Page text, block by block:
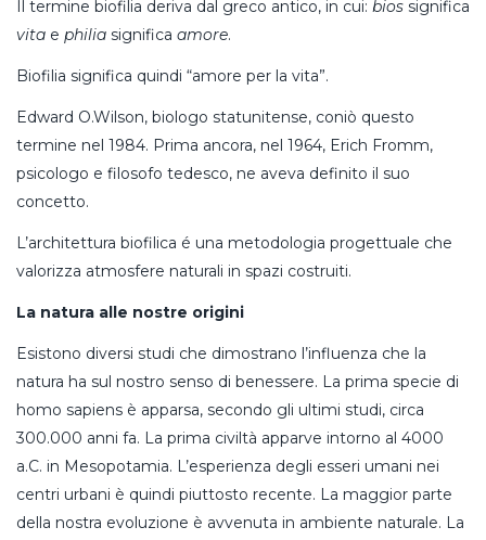
Il termine biofilia deriva dal greco antico, in cui: bios significa
vita e philia significa amore.
Biofilia significa quindi “amore per la vita”.
Edward O.Wilson, biologo statunitense, coniò questo
termine nel 1984. Prima ancora, nel 1964, Erich Fromm,
psicologo e filosofo tedesco, ne aveva definito il suo
concetto.
L’architettura biofilica é una metodologia progettuale che
valorizza atmosfere naturali in spazi costruiti.
La natura alle nostre origini
Esistono diversi studi che dimostrano l’influenza che la
natura ha sul nostro senso di benessere. La prima specie di
homo sapiens è apparsa, secondo gli ultimi studi, circa
300.000 anni fa. La prima civiltà apparve intorno al 4000
a.C. in Mesopotamia. L’esperienza degli esseri umani nei
centri urbani è quindi piuttosto recente. La maggior parte
della nostra evoluzione è avvenuta in ambiente naturale. La